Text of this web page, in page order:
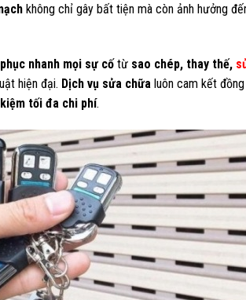
không chỉ gây bất tiện mà còn ảnh hưởng
nhanh mọi sự cố từ sao chép, thay thế,
hiện đại. Dịch vụ sửa chữa luôn cam kết
tối đa chi phí.